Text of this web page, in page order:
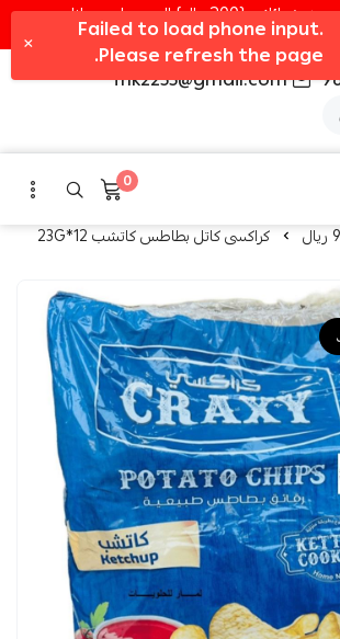
عرض التوصيل عند شرائك بـ{200ريال} التوصيل مجانا
مكه فقط كل اسبوع اصناف جديدة
fhk2255@gmail.com
0
كراكسى كاتل بطاطس كاتشب 12*23G